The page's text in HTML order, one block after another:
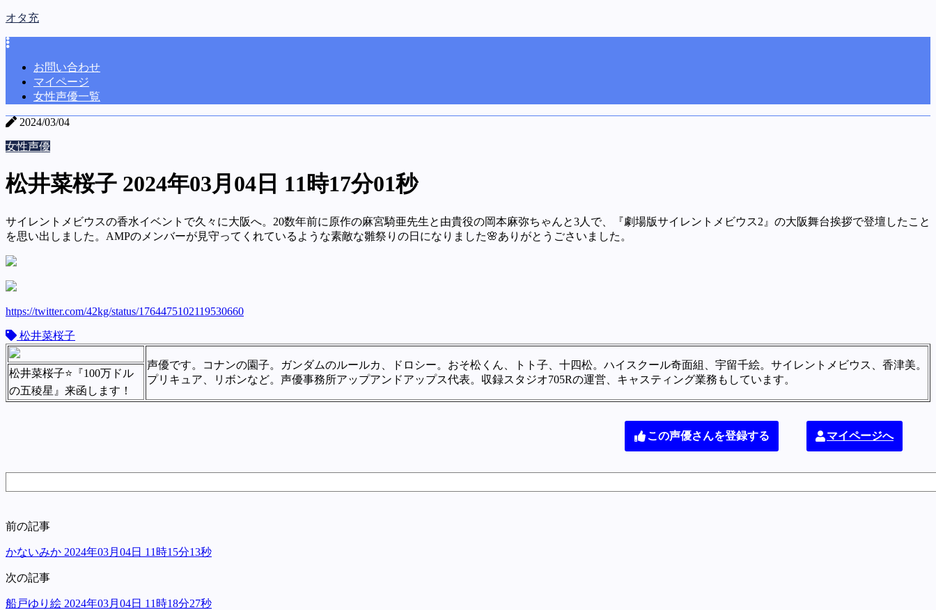
オタ充
お問い合わせ
マイページ
女性声優一覧
2024/03/04
女性声優
松井菜桜子 2024年03月04日 11時17分01秒
サイレントメビウスの香水イベントで久々に大阪へ。20数年前に原作の麻宮騎亜先生と由貴役の岡本麻弥ちゃんと3人で、『劇場版サイレントメビウス2』の大阪舞台挨拶で登壇したこと
を思い出しました。AMPのメンバーが見守ってくれているような素敵な雛祭りの日になりました🌸ありがとうごさいました。
https://twitter.com/42kg/status/1764475102119530660
松井菜桜子
声優です。コナンの園子。ガンダムのルールカ、ドロシー。おそ松くん、トト子、十四松。ハイスクール奇面組、宇留千絵。サイレントメビウス、香津美。
プリキュア、リボンなど。声優事務所アップアンドアップス代表。収録スタジオ705Rの運営、キャスティング業務もしています。
松井菜桜子⭐️『100万ドル
の五稜星』来函します！
この声優さんを登録する マイページへ
前の記事
かないみか 2024年03月04日 11時15分13秒
次の記事
船戸ゆり絵 2024年03月04日 11時18分27秒